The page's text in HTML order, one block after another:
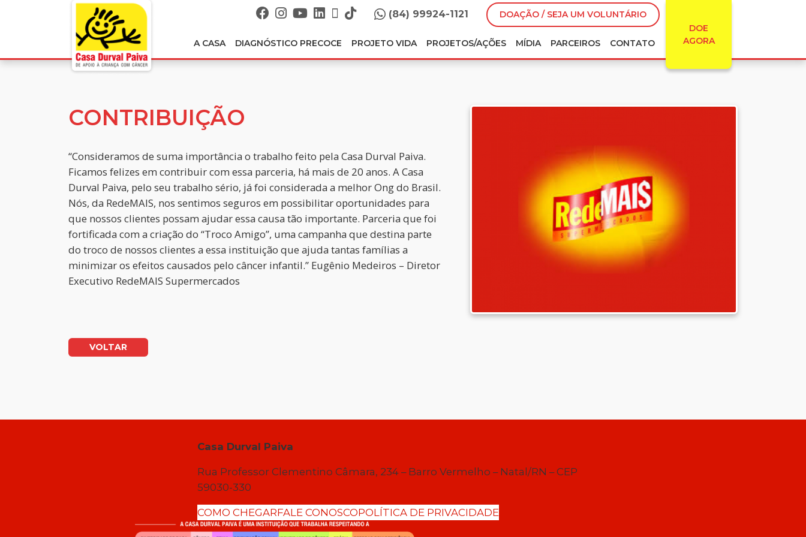
(84) 99924-1121
DOAÇÃO / SEJA UM VOLUNTÁRIO
DOE
AGORA
A CASA DIAGNÓSTICO PRECOCE PROJETO VIDA PROJETOS/AÇÕES MÍDIA PARCEIROS CONTATO
CONTRIBUIÇÃO
“Consideramos de suma importância o trabalho feito pela Casa Durval Paiva.
Ficamos felizes em contribuir com essa parceria, há mais de 20 anos. A Casa
Durval Paiva, pelo seu trabalho sério, já foi considerada a melhor Ong do Brasil.
Nós, da RedeMAIS, nos sentimos seguros em possibilitar oportunidades para
que nossos clientes possam ajudar essa causa tão importante. Parceria que foi
fortificada com a criação do “Troco Amigo”, uma campanha que destina parte
do troco de nossos clientes a essa instituição que ajuda tantas famílias a
minimizar os efeitos causados pelo câncer infantil.” Eugênio Medeiros – Diretor
Executivo RedeMAIS Supermercados
VOLTAR
Casa Durval Paiva
Rua Professor Clementino Câmara, 234 – Barro Vermelho – Natal/RN – CEP
59030-330
COMO CHEGARFALE CONOSCOPOLÍTICA DE PRIVACIDADE